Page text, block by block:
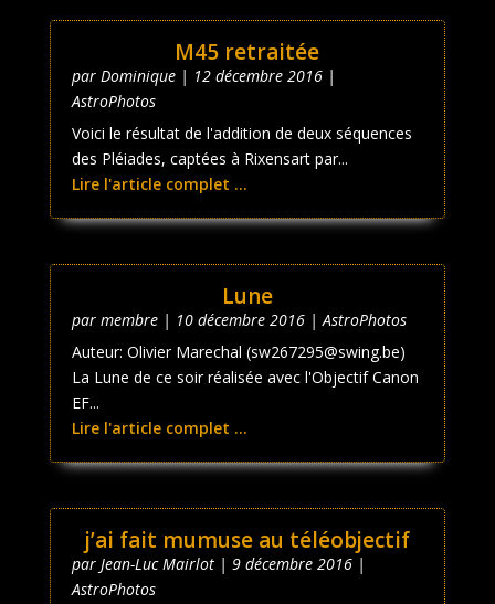
M45 retraitée
par Dominique| 12 décembre 2016|
AstroPhotos
Voici le résultat de l'addition de deux séquences
des Pléiades, captées à Rixensart par...
Lire l'article complet ...
Lune
par membre| 10 décembre 2016|AstroPhotos
Auteur: Olivier Marechal (sw267295@swing.be)
La Lune de ce soir réalisée avec l'Objectif Canon
EF...
Lire l'article complet ...
j’ai fait mumuse au téléobjectif
par Jean-Luc Mairlot| 9 décembre 2016|
AstroPhotos